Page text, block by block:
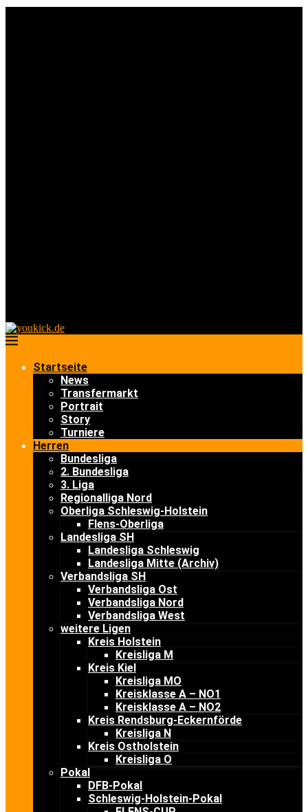
Startseite
News
Transfermarkt
Portrait
Story
Turniere
Herren
Bundesliga
2. Bundesliga
3. Liga
Regionalliga Nord
Oberliga Schleswig-Holstein
Flens-Oberliga
Landesliga SH
Landesliga Schleswig
Landesliga Mitte (Archiv)
Verbandsliga SH
Verbandsliga Ost
Verbandsliga Nord
Verbandsliga West
weitere Ligen
Kreis Holstein
Kreisliga M
Kreis Kiel
Kreisliga MO
Kreisklasse A – NO1
Kreisklasse A – NO2
Kreis Rendsburg-Eckernförde
Kreisliga N
Kreis Ostholstein
Kreisliga O
Pokal
DFB-Pokal
Schleswig-Holstein-Pokal